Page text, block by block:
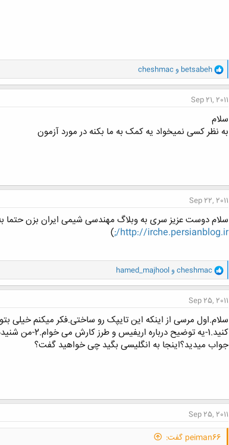
و
ا
ک
ن
ش
ا
:
betsabeh وcheshmac
Sep 21, 2011
سلام
به نظر کسی نمیخواد یه کمک به ما بکنه در مورد آزمون
Sep 22, 2011
سلام دوست عزیز سری به وبلاگ مهندسی شیمی ایران بزن حتما
http://irche.persianblog.ir/;
)
و
ا
ک
ن
ش
ه
ا
:
cheshmac و hamed_majhool
Sep 25, 2011
سلام.اول مرسی از اینکه این تایپک رو ساختی.فکر میکنم خیلی
کنید.1-یه
جواب میدید؟اینجا به انگلیسی بگید چی خواهید گفت؟
Sep 25, 2011
peiman66 گفت: